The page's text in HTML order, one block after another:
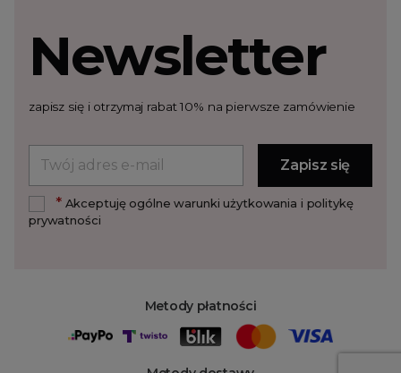
Metody płatności
Newsletter
zapisz się i otrzymaj rabat 10% na pierwsze zamówienie
*Akceptuję ogólne warunki użytkowania i politykę
prywatności